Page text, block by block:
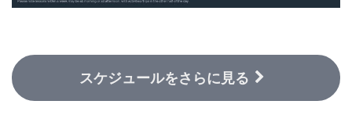
スケジュールをさらに見る